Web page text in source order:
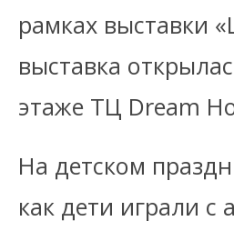
рамках выставки
выставка
этаже ТЦ Dream
На детском
как дети играли с